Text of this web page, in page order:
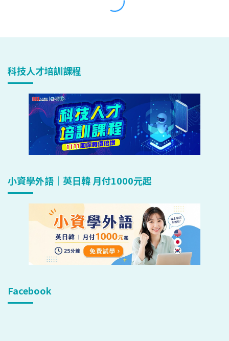
科技人才培訓課程
小資學外語｜英日韓 月付1000元起
Facebook